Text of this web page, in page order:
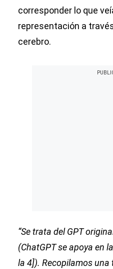
corresponder lo que
representación a
cerebro.
“Se trata del GPT
(ChatGPT se apoya en
la 4]). Recopilamos